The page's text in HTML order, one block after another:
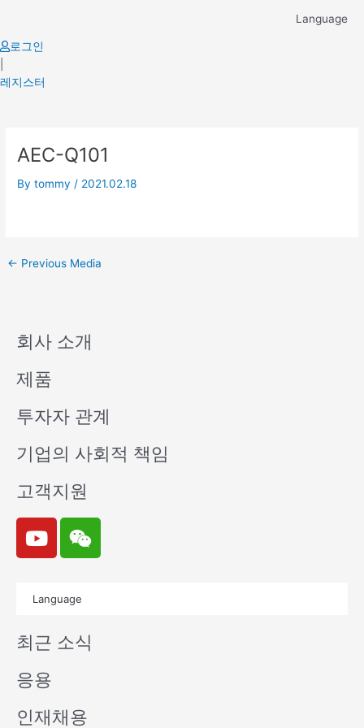
content
Language
로그인
레지스터
AEC-Q101
Bytommy / 2021.02.18
navigation
← Previous Media
회사 소개
제품
투자자 관계
기업의 사회적 책임
고객지원
Y
o
u
e
W
e
i
n
Language
최근 소식
응용
인재채용